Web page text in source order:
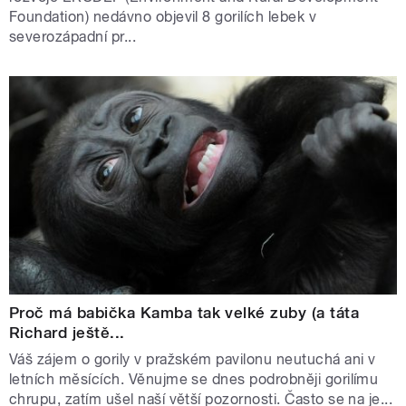
Foundation) nedávno objevil 8 gorilích lebek v
severozápadní pr...
Proč má babička Kamba tak velké zuby (a táta
Richard ještě...
Váš zájem o gorily v pražském pavilonu neutuchá ani v
letních měsících. Věnujme se dnes podrobněji gorilímu
chrupu, zatím ušel naší větší pozornosti. Často se na je...